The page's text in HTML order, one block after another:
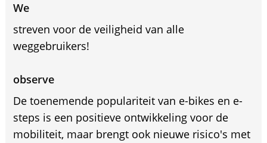
We
streven voor de veiligheid van alle
weggebruikers!
observe
De toenemende populariteit van e-bikes en e-
steps is een positieve ontwikkeling voor de
mobiliteit, maar brengt ook nieuwe risico's met